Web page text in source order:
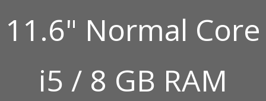
11.6" Normal Core
i5 / 8 GB RAM